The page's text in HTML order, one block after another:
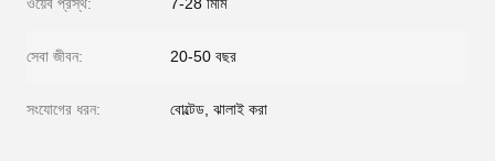
সেবা জীবন: 20-50 বছর
সংযোগের ধরন: বোল্টেড, ঝালাই করা